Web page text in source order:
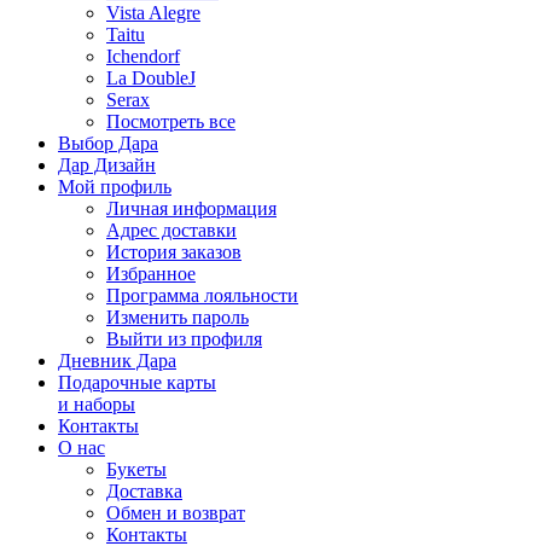
Vista Alegre
Taitu
Ichendorf
La DoubleJ
Serax
Посмотреть все
Выбор Дара
Дар Дизайн
Мой профиль
Личная информация
Адрес доставки
История заказов
Избранное
Программа лояльности
Изменить пароль
Выйти из профиля
Дневник Дара
Подарочные карты
и наборы
Контакты
О нас
Букеты
Доставка
Обмен и возврат
Контакты